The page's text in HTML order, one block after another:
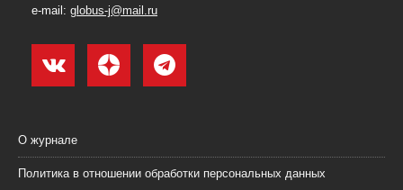
e-mail: globus-j@mail.ru
О журнале
Политика в отношении обработки персональных данных